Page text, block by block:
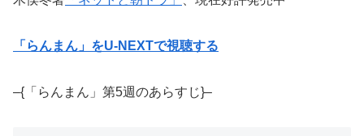
「らんまん」をU-NEXTで視聴する
–{「らんまん」第5週のあらすじ}–